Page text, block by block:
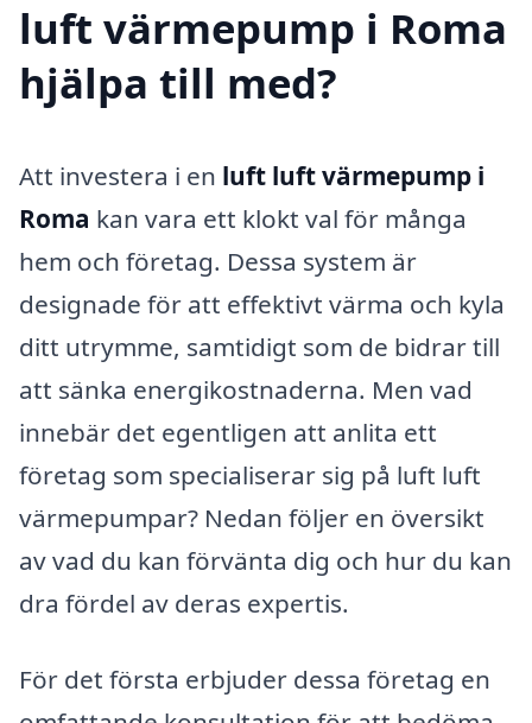
luft värmepump i Roma
hjälpa till med?
Att investera i en luft luft värmepump i
Roma kan vara ett klokt val för många
hem och företag. Dessa system är
designade för att effektivt värma och kyla
ditt utrymme, samtidigt som de bidrar till
att sänka energikostnaderna. Men vad
innebär det egentligen att anlita ett
företag som specialiserar sig på luft luft
värmepumpar? Nedan följer en översikt
av vad du kan förvänta dig och hur du kan
dra fördel av deras expertis.
För det första erbjuder dessa företag en